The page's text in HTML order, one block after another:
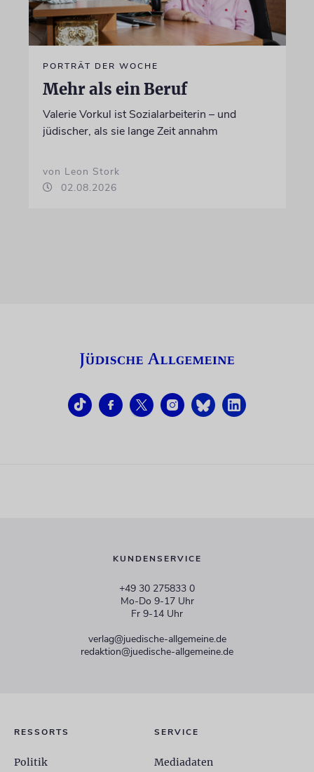
PORTRÄT DER WOCHE
Mehr als ein Beruf
Valerie Vorkul ist Sozialarbeiterin – und
jüdischer, als sie lange Zeit annahm
von Leon Stork
02.08.2026
KUNDENSERVICE
+49 30 275833 0
Mo-Do 9-17 Uhr
Fr 9-14 Uhr
verlag@juedische-allgemeine.de
redaktion@juedische-allgemeine.de
RESSORTS
Politik
SERVICE
Mediadaten